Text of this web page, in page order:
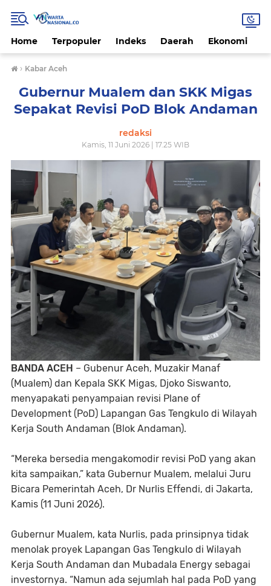
Home Terpopuler Indeks Daerah Ekonomi
› Kabar Aceh
Gubernur Mualem dan SKK Migas
Sepakat Revisi PoD Blok Andaman
redaksi
Kamis, 11 Juni 2026 | 17.25 WIB
BANDA ACEH – Gubenur Aceh, Muzakir Manaf
(Mualem) dan Kepala SKK Migas, Djoko Siswanto,
menyapakati penyampaian revisi Plane of
Development (PoD) Lapangan Gas Tengkulo di Wilayah
Kerja South Andaman (Blok Andaman).
“Mereka bersedia mengakomodir revisi PoD yang akan
kita sampaikan,” kata Gubernur Mualem, melalui Juru
Bicara Pemerintah Aceh, Dr Nurlis Effendi, di Jakarta,
Kamis (11 Juni 2026).
Gubernur Mualem, kata Nurlis, pada prinsipnya tidak
menolak proyek Lapangan Gas Tengkulo di Wilayah
Kerja South Andaman dan Mubadala Energy sebagai
investornya. “Namun ada sejumlah hal pada PoD yang